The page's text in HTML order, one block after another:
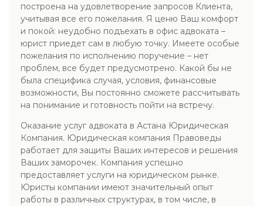
построена на удовлетворение запросов Клиента,
учитывая все его пожелания. Я ценю Ваш комфорт
и покой: неудобно подъехать в офис адвоката –
юрист приедет сам в любую точку. Имеете особые
пожелания по исполнению поручение – нет
проблем, все будет предусмотрено. Какой бы не
была специфика случая, условия, финансовые
возможности, Вы постоянно сможете рассчитывать
на понимание и готовность пойти на встречу.
Оказание услуг адвоката в Астана Юридическая
Компания. Юридическая компания Правоведы
работает для защиты Ваших интересов и решения
Ваших заморочек. Компания успешно
предоставляет услуги на юридическом рынке.
Юристы компании имеют значительный опыт
работы в различных структурах, в том числе, в